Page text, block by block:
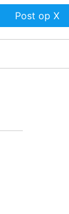
Post op X